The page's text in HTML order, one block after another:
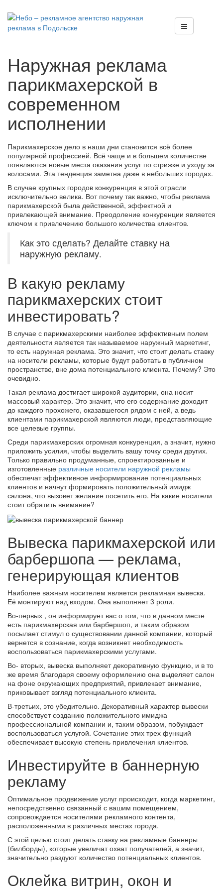
Наружная реклама
парикмахерской в
современном
исполнении
Парикмахерское дело в наши дни становится всё более
популярной профессией. Всё чаще и в большем количестве
появляются новые места оказания услуг по стрижке и уходу за
волосами. Эта тенденция заметна даже в небольших городах.
В случае крупных городов конкуренция в этой отрасли
исключительно велика. Вот почему так важно, чтобы реклама
парикмахерской была действенной, эффектной и
привлекающей внимание. Преодоление конкуренции является
ключом к привлечению большого количества клиентов.
Как это сделать? Делайте ставку на
наружную рекламу.
В какую рекламу
парикмахерских стоит
инвестировать?
В случае с парикмахерскими наиболее эффективным полем
деятельности является так называемое наружный маркетинг,
то есть наружная реклама. Это значит, что стоит делать ставку
на носители рекламы, которые будут работать в публичном
пространстве, вне дома потенциального клиента. Почему? Это
очевидно.
Такая реклама достигает широкой аудитории, она носит
массовый характер. Это значит, что его содержание доходит
до каждого прохожего, оказавшегося рядом с ней, а ведь
клиентами парикмахерской являются люди, представляющие
все целевые группы.
Среди парикмахерских огромная конкуренция, а значит, нужно
приложить усилия, чтобы выделить вашу точку среди других.
Только правильно продуманные, спроектированные и
изготовленные различные носители наружной рекламы
обеспечат эффективное информирование потенциальных
клиентов и начнут формировать положительный имидж
салона, что вызовет желание посетить его. На какие носители
стоит обратить внимание?
Вывеска парикмахерской или
барбершопа — реклама,
генерирующая клиентов
Наиболее важным носителем является рекламная вывеска.
Её монтируют над входом. Она выполняет 3 роли.
Во-первых , он информирует вас о том, что в данном месте
есть парикмахерская или барбершоп, и таким образом
посылает стимул о существовании данной компании, который
вернется в сознание, когда возникнет необходимость
воспользоваться парикмахерскими услугами.
Во- вторых, вывеска выполняет декоративную функцию, и в то
же время благодаря своему оформлению она выделяет салон
на фоне окружающих предприятий, привлекает внимание,
приковывает взгляд потенциального клиента.
В-третьих, это убедительно. Декоративный характер вывески
способствует созданию положительного имиджа
профессиональной компании и, таким образом, побуждает
воспользоваться услугой. Сочетание этих трех функций
обеспечивает высокую степень привлечения клиентов.
Инвестируйте в баннерную
рекламу
Оптимальное продвижение услуг происходит, когда маркетинг,
непосредственно связанный с вашим помещением,
сопровождается носителями рекламного контента,
расположенными в различных местах города.
С этой целью стоит делать ставку на рекламные баннеры
(билборды), которые увеличат охват получателей, а значит,
значительно раздуют количество потенциальных клиентов.
Оклейка витрин, окон и